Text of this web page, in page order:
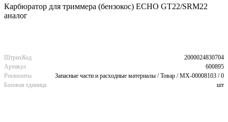
Карбюратор для триммера (бензокос) ECHO GT22/SRM22
аналог
ШтрихКод
2000024830704
Артикул
600895
Реквизиты
Запасные части и расходные материалы / Товар / MX-00008103 / 0
Базовая единица
шт